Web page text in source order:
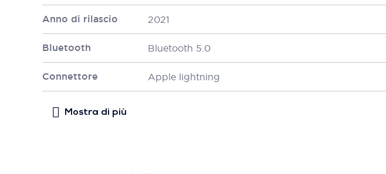
Anno di rilascio 2021
Bluetooth Bluetooth 5.0
Connettore Apple lightning